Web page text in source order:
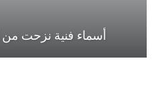
أسماء فنية نزحت من